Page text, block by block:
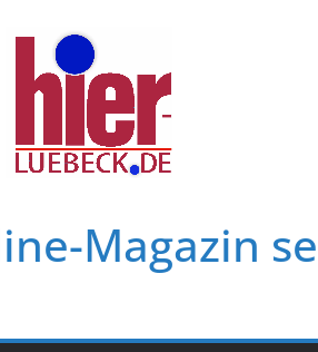
Magazin